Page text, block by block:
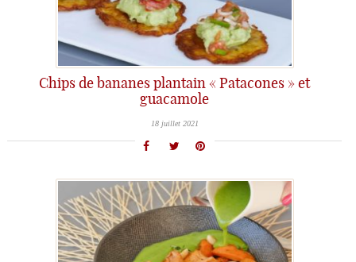
Chips de bananes plantain « Patacones » et
guacamole
18 juillet 2021